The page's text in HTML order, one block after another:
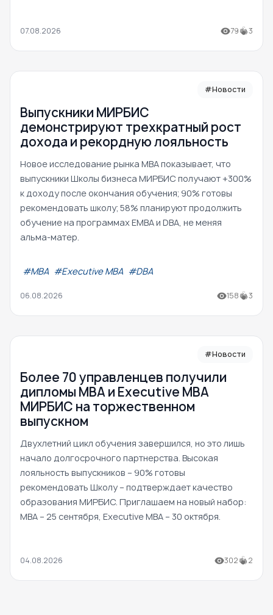
07.08.2026 79 3
#Новости
Выпускники МИРБИС
демонстрируют трехкратный рост
дохода и рекордную лояльность
Новое исследование рынка MBA показывает, что
выпускники Школы бизнеса МИРБИС получают +300%
к доходу после окончания обучения; 90% готовы
рекомендовать школу; 58% планируют продолжить
обучение на программах EMBA и DBA, не меняя
альма-матер.
#МВА #Executive MBA #DBA
06.08.2026 158 3
#Новости
Более 70 управленцев получили
дипломы MBA и Executive MBA
МИРБИС на торжественном
выпускном
Двухлетний цикл обучения завершился, но это лишь
начало долгосрочного партнерства. Высокая
лояльность выпускников – 90% готовы
рекомендовать Школу – подтверждает качество
образования МИРБИС. Приглашаем на новый набор:
MBA – 25 сентября, Executive MBA – 30 октября.
04.08.2026 302 2